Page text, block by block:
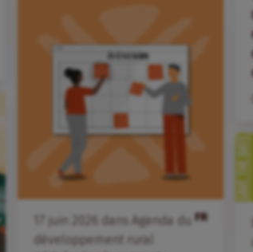
FR
juin dans
Agenda du
développement rural